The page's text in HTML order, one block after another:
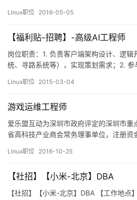
灾难恢复5、运维自动化工具的开发二．
协议工作原理2、有丰富的故障排查，灾
Linux职位 2016-05-05
【福利贴-招聘】-高级AI工程师
岗位职责：1. 负责客户端架构设计、逻辑
统、寻路系统等），实现策划需求；2. 参
技能编辑器、AI编辑器等）。岗位要求：
据结构和算法；3.对服务器有一定的了解
Linux职位 2015-03-04
游戏运维工程师
爱乐盟互动为深圳市政府评定的深圳市重
省高科技产业商会常务理事单位，注册
网游项目，《王者传说2》将全面领先于
段。除《王者传说2》，爱乐盟也已经启
Linux职位 2016-10-25
【社招】【小米-北京】DBA
【社招】【小米-北京】DBA 【工作地点